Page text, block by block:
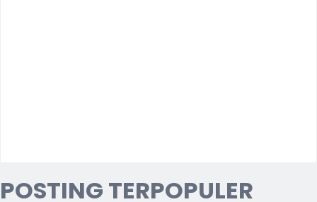
POSTING TERPOPULER